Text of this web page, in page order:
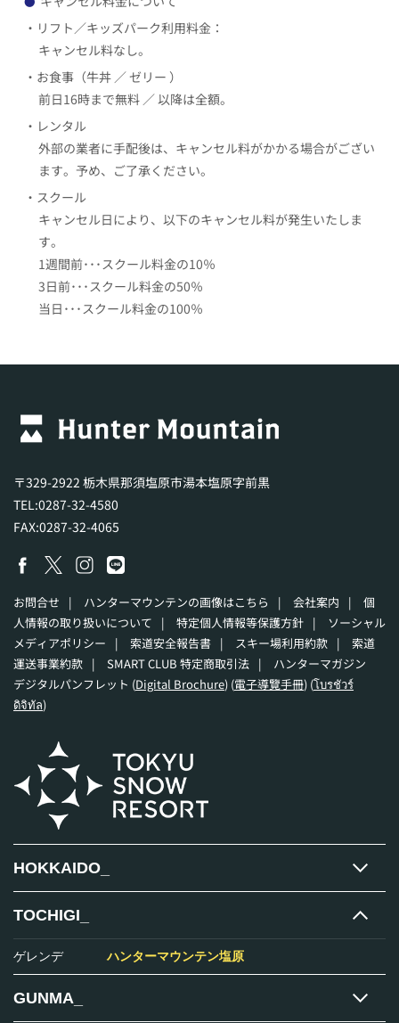
・リフト／キッズパーク利用料金：
キャンセル料なし。
・お食事（牛丼 ／ ゼリー ）
前日16時まで無料 ／ 以降は全額。
・レンタル
外部の業者に手配後は、キャンセル料がかかる場合がござい
ます。予め、ご了承ください。
・スクール
キャンセル日により、以下のキャンセル料が発生いたしま
す。
1週間前･･･スクール料金の10％
3日前･･･スクール料金の50％
当日･･･スクール料金の100％
〒329-2922 栃木県那須塩原市湯本塩原字前黒
TEL:0287-32-4580
FAX:0287-32-4065
お問合せ | ハンターマウンテンの画像はこちら | 会社案内 |
個
人情報の取り扱いについて
| 特定個人情報等保護方針 |
ソーシャル
メディアポリシー
| 索道安全報告書 | スキー場利用約款 |
索道
運送事業約款 | SMART CLUB 特定商取引法 |
ハンターマガジン
デジタルパンフレット (Digital Brochure) (電子導覽手冊) (โบรชัวร์
ดิจิทัล)
HOKKAIDO_
TOCHIGI_
ゲレンデ ハンターマウンテン塩原
GUNMA_